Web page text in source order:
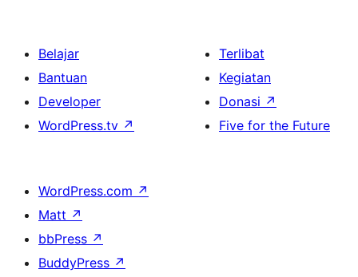
Belajar
Bantuan
Developer
WordPress.tv ↗
Terlibat
Kegiatan
Donasi ↗
Five for the Future
WordPress.com ↗
Matt ↗
bbPress ↗
BuddyPress ↗